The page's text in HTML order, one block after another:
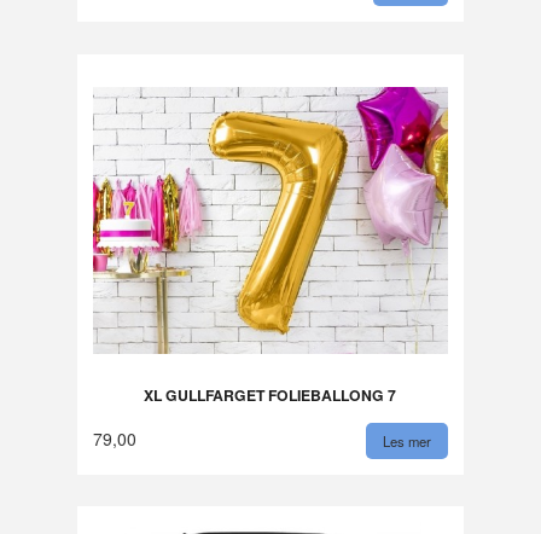
XL GULLFARGET FOLIEBALLONG 7
79,00 Les mer